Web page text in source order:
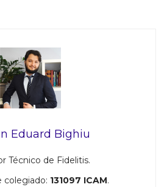
Eduard Bighiu
Técnico de Fidelitis.
colegiado: 131097 ICAM.